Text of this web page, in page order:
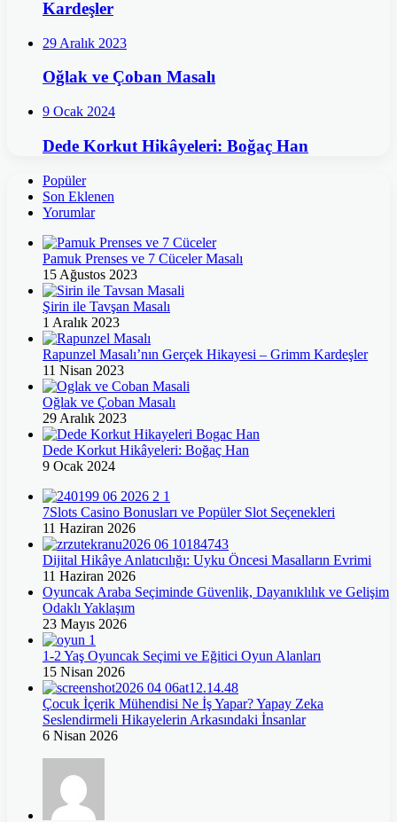
Kardeşler
29 Aralık 2023
Oğlak ve Çoban Masalı
9 Ocak 2024
Dede Korkut Hikâyeleri: Boğaç Han
Popüler
Son Eklenen
Yorumlar
Pamuk Prenses ve 7 Cüceler Masalı
15 Ağustos 2023
Şirin ile Tavşan Masalı
1 Aralık 2023
Rapunzel Masalı’nın Gerçek Hikayesi – Grimm Kardeşler
11 Nisan 2023
Oğlak ve Çoban Masalı
29 Aralık 2023
Dede Korkut Hikâyeleri: Boğaç Han
9 Ocak 2024
7Slots Casino Bonusları ve Popüler Slot Seçenekleri
11 Haziran 2026
Dijital Hikâye Anlatıcılığı: Uyku Öncesi Masalların Evrimi
11 Haziran 2026
Oyuncak Araba Seçiminde Güvenlik, Dayanıklılık ve Gelişim
Odaklı Yaklaşım
23 Mayıs 2026
1-2 Yaş Oyuncak Seçimi ve Eğitici Oyun Alanları
15 Nisan 2026
Çocuk İçerik Mühendisi Ne İş Yapar? Yapay Zeka
Seslendirmeli Hikayelerin Arkasındaki İnsanlar
6 Nisan 2026